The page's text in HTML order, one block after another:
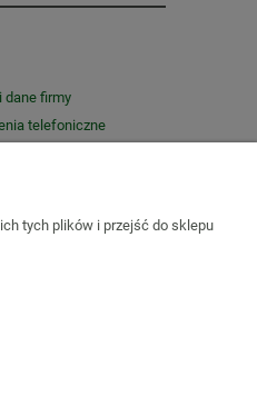
dane firmy
telefoniczne
tych plików i przejść do sklepu